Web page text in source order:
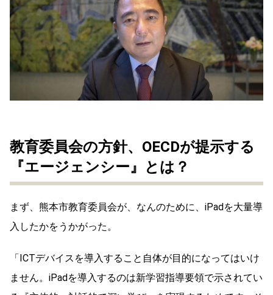
教育委員会の方針、OECDが提示する
『エージェンシー』とは？
まず、熊本市教育委員会が、なんのために、iPadを大量導
入したかをうかがった。
「ICTデバイスを導入すること自体が目的になってはいけ
ません。iPadを導入するのは新学習指導要領で示されてい